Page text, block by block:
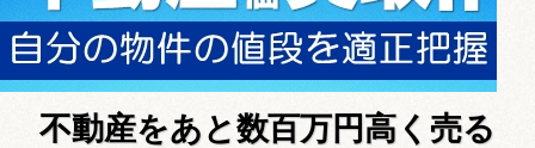
不動産をあと数百万円高く売る